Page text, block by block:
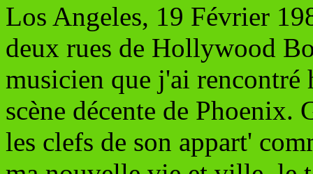
Los Angeles, 19 Février
deux rues de Hollywood
musicien que j'ai rencontré
scène décente de Phoenix.
les clefs de son appart'